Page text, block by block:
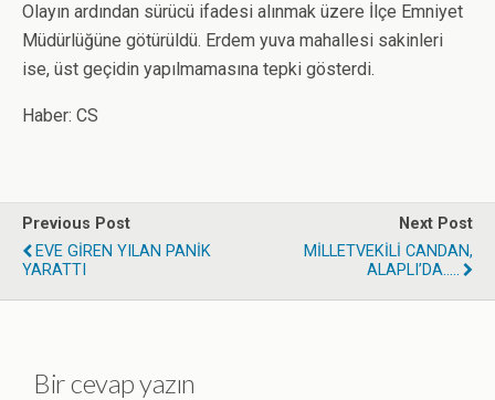
Olayın ardından sürücü ifadesi alınmak üzere İlçe Emniyet
Müdürlüğüne götürüldü. Erdem yuva mahallesi sakinleri
ise, üst geçidin yapılmamasına tepki gösterdi.
Haber: CS
Previous Post
EVE GİREN YILAN PANİK
YARATTI
Next Post
MİLLETVEKİLİ CANDAN,
ALAPLI’DA.....
Bir cevap yazın